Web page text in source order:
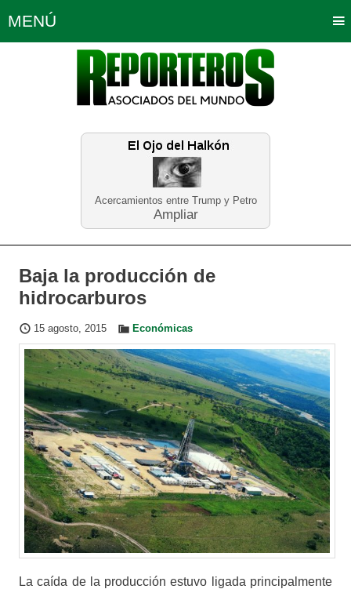
Acercamientos entre Trump y Petro
Ampliar
MENÚ
Política Opinión Bogotá
Planeta Tierra Deportes
Educación Neira
Baja la producción de
hidrocarburos
15 agosto, 2015 Económicas
La caída de la producción estuvo ligada principalmente